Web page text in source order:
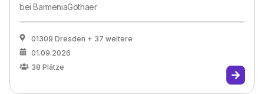
beiBarmeniaGothaer
01309 Dresden + 37 weitere
01.09.2026
38 Plätze